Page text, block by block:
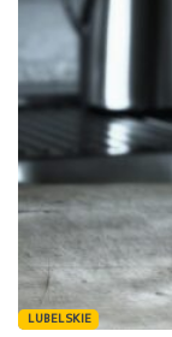
LUBELSKIE